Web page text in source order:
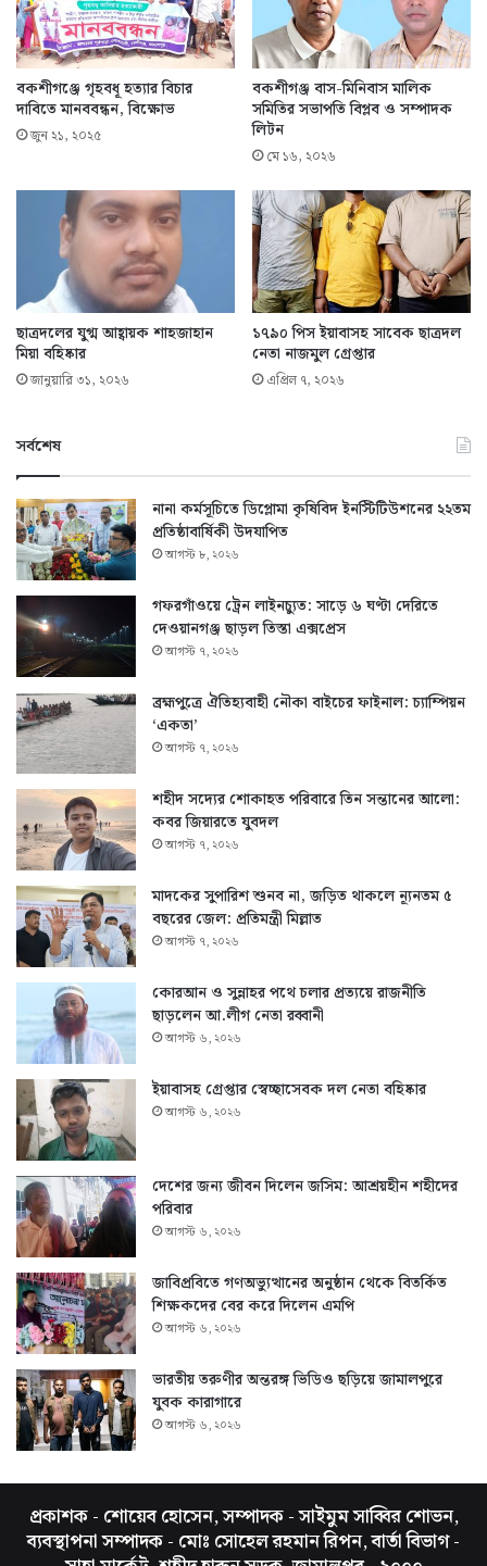
বকশীগঞ্জে গৃহবধূ হত্যার বিচার
দাবিতে মানববন্ধন, বিক্ষোভ
জুন ২১, ২০২৫
বকশীগঞ্জ বাস-মিনিবাস মালিক
সমিতির সভাপতি বিপ্লব ও সম্পাদক
লিটন
মে ১৬, ২০২৬
ছাত্রদলের যুগ্ম আহ্বায়ক শাহজাহান
মিয়া বহিষ্কার
জানুয়ারি ৩১, ২০২৬
১৭৯০ পিস ইয়াবাসহ সাবেক ছাত্রদল
নেতা নাজমুল গ্রেপ্তার
এপ্রিল ৭, ২০২৬
সর্বশেষ
নানা কর্মসূচিতে ডিপ্লোমা কৃষিবিদ ইনস্টিটিউশনের ২২তম
প্রতিষ্ঠাবার্ষিকী উদযাপিত
আগস্ট ৮, ২০২৬
গফরগাঁওয়ে ট্রেন লাইনচ্যুত: সাড়ে ৬ ঘণ্টা দেরিতে
দেওয়ানগঞ্জ ছাড়ল তিস্তা এক্সপ্রেস
আগস্ট ৭, ২০২৬
ব্রহ্মপুত্রে ঐতিহ্যবাহী নৌকা বাইচের ফাইনাল: চ্যাম্পিয়ন
‘একতা’
আগস্ট ৭, ২০২৬
শহীদ সদ্যের শোকাহত পরিবারে তিন সন্তানের আলো:
কবর জিয়ারতে যুবদল
আগস্ট ৭, ২০২৬
মাদকের সুপারিশ শুনব না, জড়িত থাকলে ন্যূনতম ৫
বছরের জেল: প্রতিমন্ত্রী মিল্লাত
আগস্ট ৭, ২০২৬
কোরআন ও সুন্নাহর পথে চলার প্রত্যয়ে রাজনীতি
ছাড়লেন আ.লীগ নেতা রব্বানী
আগস্ট ৬, ২০২৬
ইয়াবাসহ গ্রেপ্তার স্বেচ্ছাসেবক দল নেতা বহিষ্কার
আগস্ট ৬, ২০২৬
দেশের জন্য জীবন দিলেন জসিম: আশ্রয়হীন শহীদের
পরিবার
আগস্ট ৬, ২০২৬
জাবিপ্রবিতে গণঅভ্যুত্থানের অনুষ্ঠান থেকে বিতর্কিত
শিক্ষকদের বের করে দিলেন এমপি
আগস্ট ৬, ২০২৬
ভারতীয় তরুণীর অন্তরঙ্গ ভিডিও ছড়িয়ে জামালপুরে
যুবক কারাগারে
আগস্ট ৬, ২০২৬
প্রকাশক - শোয়েব হোসেন, সম্পাদক - সাইমুম সাব্বির শোভন,
ব্যবস্থাপনা সম্পাদক - মোঃ সোহেল রহমান রিপন, বার্তা বিভাগ -